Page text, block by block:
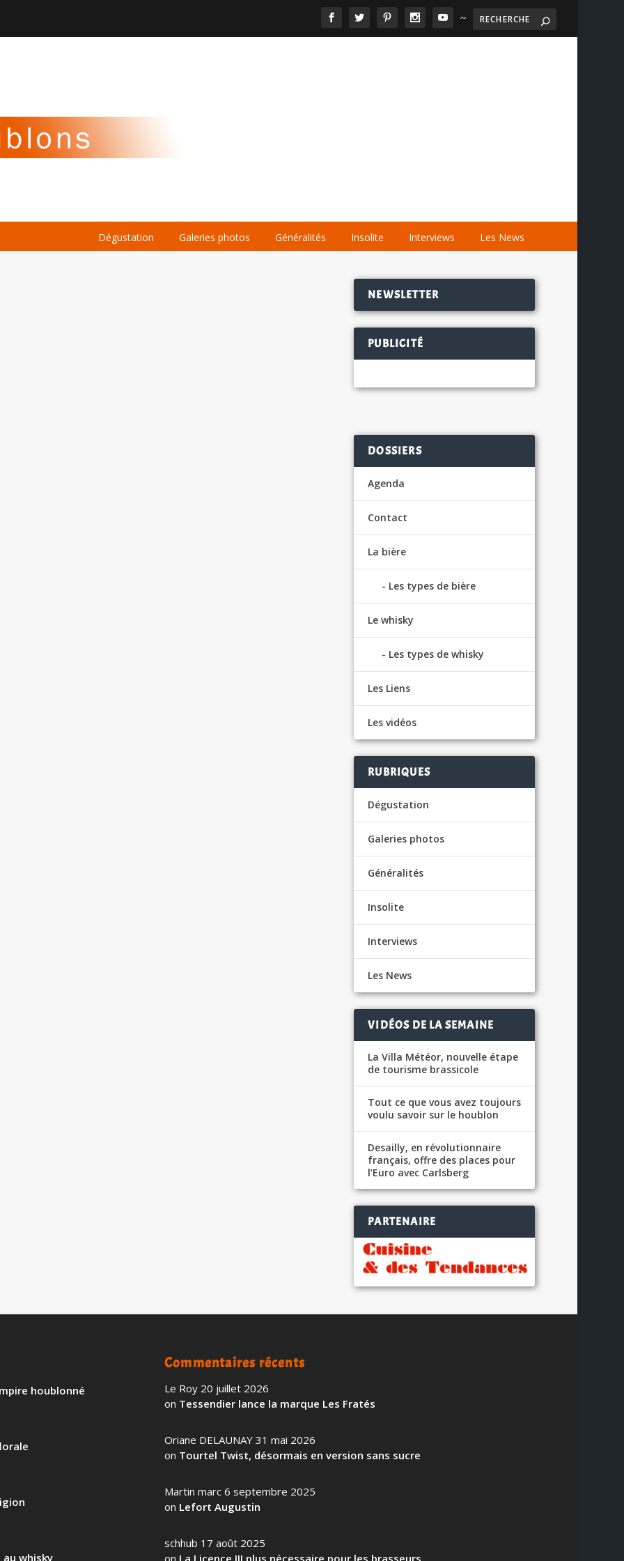
~
Dégustation Galeries photos Généralités Insolite Interviews Les News
NEWSLETTER
PUBLICITÉ
DOSSIERS
Agenda
Contact
La bière
Les types de bière
Le whisky
Les types de whisky
Les Liens
Les vidéos
RUBRIQUES
Dégustation
Galeries photos
Généralités
Insolite
Interviews
Les News
VIDÉOS DE LA SEMAINE
La Villa Météor, nouvelle étape
de tourisme brassicole
Tout ce que vous avez toujours
voulu savoir sur le houblon
Desailly, en révolutionnaire
français, offre des places pour
l’Euro avec Carlsberg
PARTENAIRE
houblonné
whisky
Commentaires récents
Le Roy 20 juillet 2026
on Tessendier lance la marque Les Fratés
Oriane DELAUNAY 31 mai 2026
on Tourtel Twist, désormais en version sans sucre
Martin marc 6 septembre 2025
on Lefort Augustin
schhub 17 août 2025
on La Licence III plus nécessaire pour les brasseurs